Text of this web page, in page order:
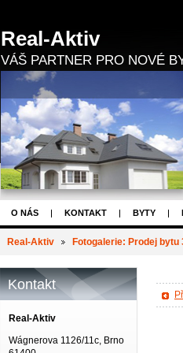
Real-Aktiv
VÁŠ PARTNER PRO NOVÉ
O NÁS KONTAKT BYTY
DEVELOPERSKÉ PROJEKTY
Real-Aktiv Fotogalerie: Prodej
Kontakt
Real-Aktiv
Wágnerova 1126/11c, Brno